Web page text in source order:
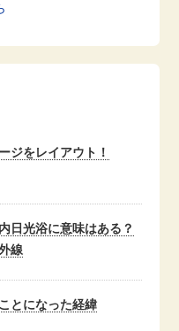
ジをレイアウト！
日光浴に意味はある？
線
とになった経緯